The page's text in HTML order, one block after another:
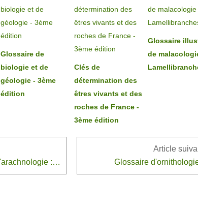
Glossaire de
biologie et de
géologie - 3ème
édition
Clés de
détermination des
êtres vivants et des
roches de France -
3ème édition
Glossaire
de
Glossaire illustré d'arachnologie : Scorpions Glossaire